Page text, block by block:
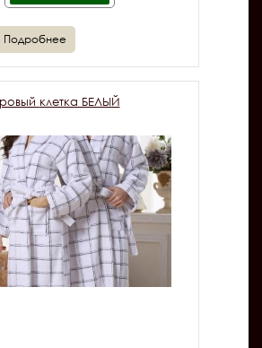
Подробнее
Халат махровый клетка БЕЛЫЙ